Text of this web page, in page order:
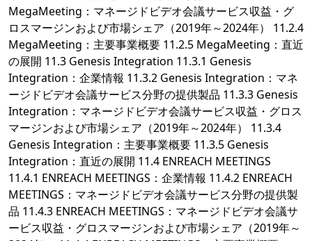
MegaMeeting：マネージドビデオ会議サービス収益・グ
ロスマージンおよび市場シェア（2019年～2024年） 11.2.4
MegaMeeting：主要事業概要 11.2.5 MegaMeeting：直近
の展開 11.3 Genesis Integration 11.3.1 Genesis
Integration：企業情報 11.3.2 Genesis Integration：マネ
ージドビデオ会議サービス分野の提供製品 11.3.3 Genesis
Integration：マネージドビデオ会議サービス収益・グロス
マージンおよび市場シェア（2019年～2024年） 11.3.4
Genesis Integration：主要事業概要 11.3.5 Genesis
Integration：直近の展開 11.4 ENREACH MEETINGS
11.4.1 ENREACH MEETINGS：企業情報 11.4.2 ENREACH
MEETINGS：マネージドビデオ会議サービス分野の提供製
品 11.4.3 ENREACH MEETINGS：マネージドビデオ会議サ
ービス収益・グロスマージンおよび市場シェア（2019年～